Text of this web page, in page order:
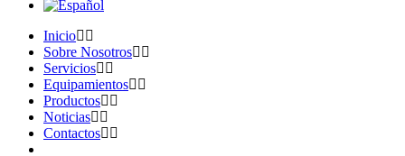
Inicio
Sobre Nosotros
Servicios
Equipamientos
Productos
Noticias
Contactos